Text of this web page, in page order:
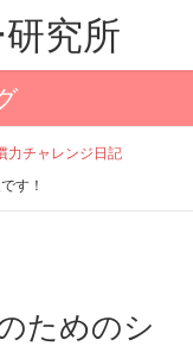
究所
力チャレンジ日記
す！